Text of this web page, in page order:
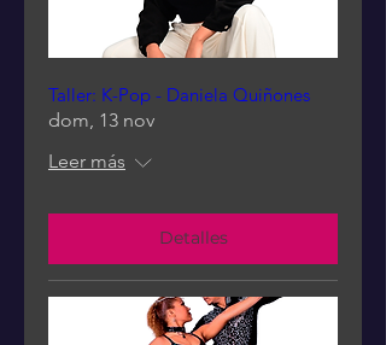
Taller: K-Pop - Daniela Quiñones
dom, 13 nov
Leer más
Detalles